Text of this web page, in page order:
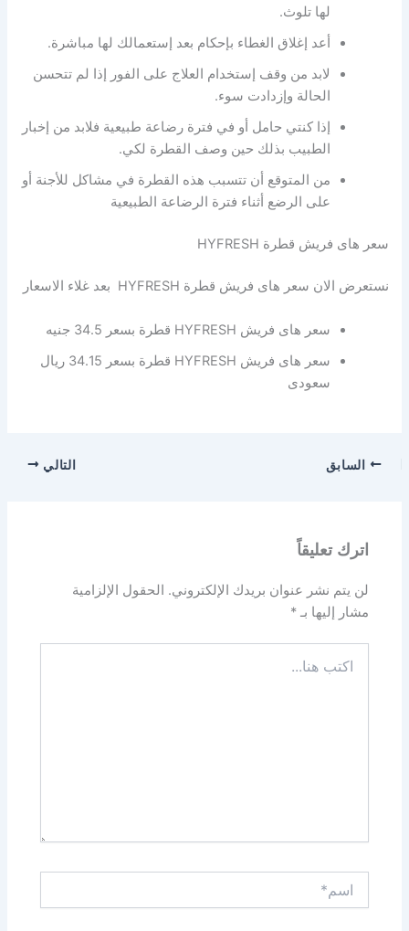
لها تلوث.
أعد إغلاق الغطاء بإحكام بعد إستعمالك لها مباشرة.
لابد من وقف إستخدام العلاج على الفور إذا لم تتحسن
الحالة وإزدادت سوء.
إذا كنتي حامل أو في فترة رضاعة طبيعية فلابد من إخبار
الطبيب بذلك حين وصف القطرة لكي.
من المتوقع أن تتسبب هذه القطرة في مشاكل للأجنة أو
على الرضع أثناء فترة الرضاعة الطبيعية
سعر هاى فريش قطرة HYFRESH
نستعرض الان سعر هاى فريش قطرة HYFRESH بعد غلاء الاسعار
سعر هاى فريش HYFRESH قطرة بسعر 34.5 جنيه
سعر هاى فريش HYFRESH قطرة بسعر 34.15 ريال
سعودى
السابق التالي
اترك تعليقاً
لن يتم نشر عنوان بريدك الإلكتروني. الحقول الإلزامية
مشار إليها بـ*
هنا...